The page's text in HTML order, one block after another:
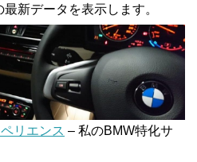
新データを表示します。
リエンス – 私のBMW特化サ